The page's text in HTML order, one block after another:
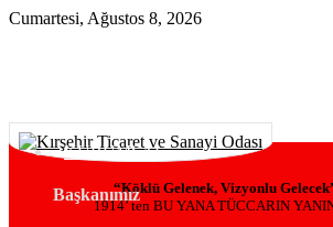
Cumartesi, Ağustos 8, 2026
“Köklü Gelenek, Vizyonlu
1914’ ten BU YANA TÜCCARIN
KURUMSAL
Başkanımız